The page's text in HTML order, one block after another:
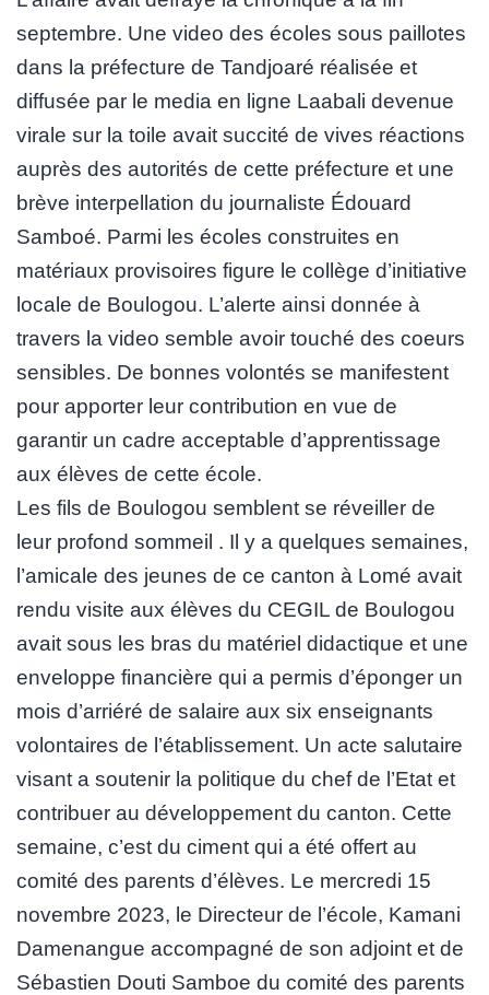
septembre. Une video des écoles sous paillotes
dans la préfecture de Tandjoaré réalisée et
diffusée par le media en ligne Laabali devenue
virale sur la toile avait succité de vives réactions
auprès des autorités de cette préfecture et une
brève interpellation du journaliste Édouard
Samboé. Parmi les écoles construites en
matériaux provisoires figure le collège d’initiative
locale de Boulogou. L’alerte ainsi donnée à
travers la video semble avoir touché des coeurs
sensibles. De bonnes volontés se manifestent
pour apporter leur contribution en vue de
garantir un cadre acceptable d’apprentissage
aux élèves de cette école.
Les fils de Boulogou semblent se réveiller de
leur profond sommeil . Il y a quelques semaines,
l’amicale des jeunes de ce canton à Lomé avait
rendu visite aux élèves du CEGIL de Boulogou
avait sous les bras du matériel didactique et une
enveloppe financière qui a permis d’éponger un
mois d’arriéré de salaire aux six enseignants
volontaires de l’établissement. Un acte salutaire
visant a soutenir la politique du chef de l’Etat et
contribuer au développement du canton. Cette
semaine, c’est du ciment qui a été offert au
comité des parents d’élèves. Le mercredi 15
novembre 2023, le Directeur de l’école, Kamani
Damenangue accompagné de son adjoint et de
Sébastien Douti Samboe du comité des parents